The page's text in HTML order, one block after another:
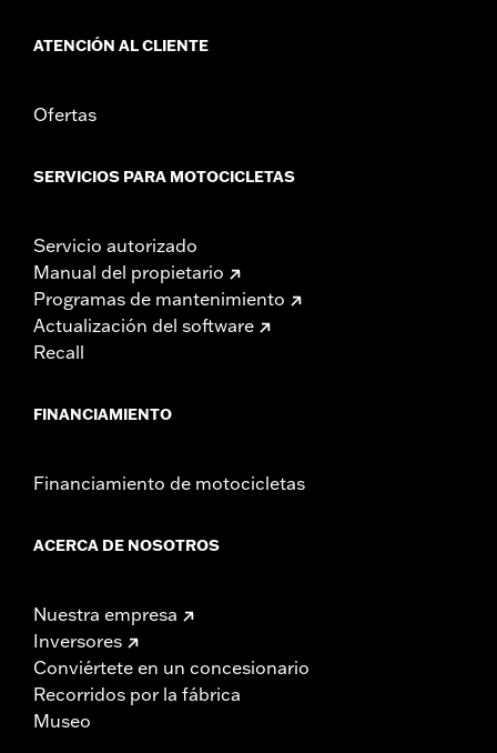
ATENCIÓN AL CLIENTE
Ofertas
SERVICIOS PARA MOTOCICLETAS
Servicio autorizado
Manual del propietario
Programas de mantenimiento
Actualización del software
Recall
FINANCIAMIENTO
Financiamiento de motocicletas
ACERCA DE NOSOTROS
Nuestra empresa
Inversores
Conviértete en un concesionario
Recorridos por la fábrica
Museo